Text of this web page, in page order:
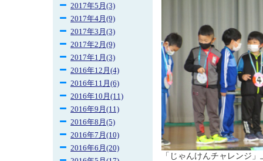
2017年5月(3)
2017年4月(9)
2017年3月(3)
2017年2月(9)
2017年1月(3)
2016年12月(4)
2016年11月(6)
2016年10月(11)
2016年9月(11)
2016年8月(5)
2016年7月(10)
2016年6月(20)
「じゃんけんチャレンジ